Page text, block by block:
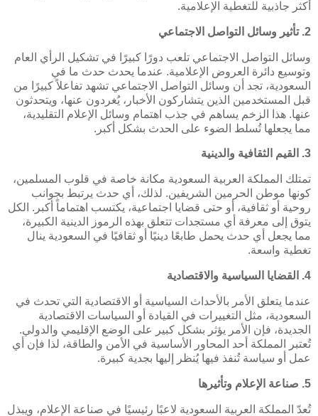
أكثر جاذبية للتغطية الإعلامية.
2. تأثير وسائل التواصل الاجتماعي
وسائل التواصل الاجتماعي تلعب دورًا كبيرًا في تشكيل الرأي العام
وتوسيع دائرة العروض الإعلامية. عندما يحدث حدث ما في
السعودية، تجد أن وسائل التواصل الاجتماعي تشهد تفاعلاً كبيرًا من
قبل المستخدمين الذين يتشاركون الأخبار، يُغردون عنها، ويتحدثون
عنها. هذا الزخم يساهم في جذب اهتمام وسائل الإعلام التقليدية،
مما يجعلها تُسلط الضوء على الحدث بشكل أكبر.
3. القيم الثقافية والدينية
تمتلك المملكة العربية السعودية مكانة خاصة في قلوب المسلمين،
كونها موطن الحرمين الشريفين. لذلك، أي حدث يرتبط بجوانب
روحية أو ثقافية، أو حتى قضايا اجتماعية، يكتسب اهتماماً أكبر. الكل
يتوق إلى معرفة أي مستجدات تتعلق بهذه الرموز الدينية الكبيرة،
مما يجعل أي حدث يحمل طابعًا دينيًا أو ثقافيًا في السعودية ينال
تغطية واسعة.
4. القضايا السياسية والاقتصادية
عندما يتعلق الأمر بالأحداث السياسية أو الاقتصادية التي تحدث في
السعودية، مثل التغييرات في القيادة أو السياسات الاقتصادية
الجديدة، فإن الأمر يؤثر بشكل كبير على الوضع الإقليمي والدولي.
تُعتبر المملكة أحد المحاور الأساسية في الأمن والطاقة، لذا فإن أي
عمل أو سياسة تُنفذ فيها يُنظر إليها بجدية كبيرة.
5. صناعة الإعلام وتأثيرها
تُعدّ المملكة العربية السعودية لاعبًا رئيسيًا في صناعة الإعلام، ويبذل